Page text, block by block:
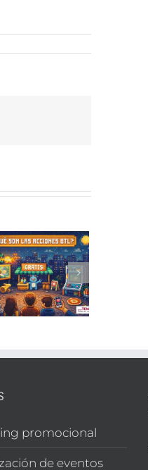
tu
producto
no rota
en tienda:
causas y
soluciones
para
ventas
promocional
de eventos